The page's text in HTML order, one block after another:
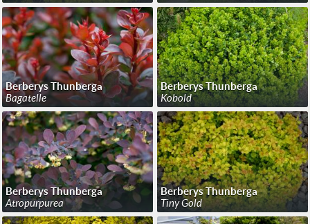
Berberys Thunberga
Bagatelle
Berberys Thunberga
Kobold
Berberys Thunberga
Atropurpurea
Berberys Thunberga
Tiny Gold